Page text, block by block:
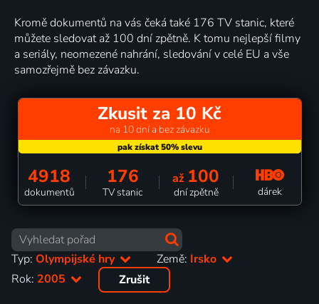
Kromě dokumentů na vás čeká také 176 TV stanic, které
můžete sledovat až 100 dní zpětně. K tomu nejlepší filmy
a seriály, neomezené nahrání, sledování v celé EU a vše
samozřejmě bez závazku.
Zkusit za 10 Kč
na 10 dní a bez závazku
4918
dokumentů
176
TV stanic
až 100
dní zpětně dárek
Typ: Olympijské hry Země: Irsko
Rok: 2005 Zrušit